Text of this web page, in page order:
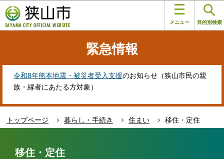
の
ペ
す
メニュー 目的別検索
緊急情報
令和8年熊本地震・被災者受入支援のお知らせ（狭山市民の親
族・縁者にあたる方対象）
トップページ 暮らし・手続き 住まい
移住・定住
移住・定住